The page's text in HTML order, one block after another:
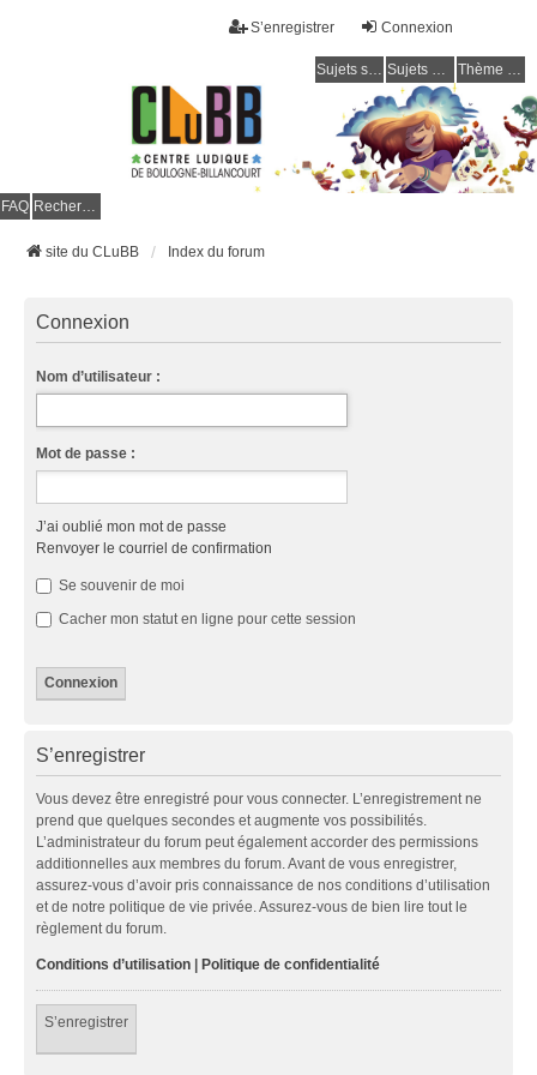
Connexion
S’enregistrer
Sujets sans réponse Sujets actifs Thème clair / foncé
FAQ Rechercher
site du CLuBB Index du forum
Connexion
Nom d’utilisateur :
Mot de passe :
J’ai oublié mon mot de passe
Renvoyer le courriel de confirmation
Se souvenir de moi
Cacher mon statut en ligne pour cette session
S’enregistrer
Vous devez être enregistré pour vous connecter. L’enregistrement ne
prend que quelques secondes et augmente vos possibilités.
L’administrateur du forum peut également accorder des permissions
additionnelles aux membres du forum. Avant de vous enregistrer,
assurez-vous d’avoir pris connaissance de nos conditions d’utilisation
et de notre politique de vie privée. Assurez-vous de bien lire tout le
règlement du forum.
Conditions d’utilisation | Politique de confidentialité
S’enregistrer